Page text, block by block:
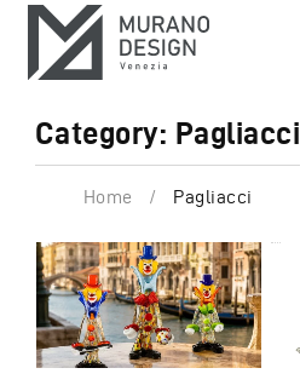
Category: Pagliacci
Home / Pagliacci